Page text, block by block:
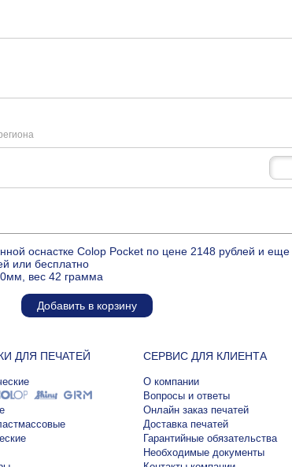
оснастке Colop Pocket по цене 2148 рублей и еще
или бесплатно
вес 42 грамма
Добавить в корзину
ДЛЯ ПЕЧАТЕЙ СЕРВИС ДЛЯ КЛИЕНТА
О компании
Вопросы и ответы
Онлайн заказ печатей
Доставка печатей
Гарантийные обязательства
Необходимые документы